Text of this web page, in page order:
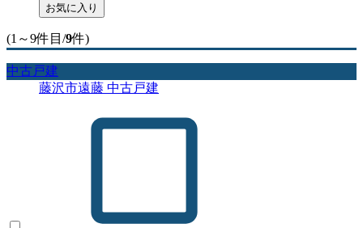
お気に入り
(1～9件目/9件)
中古戸建
藤沢市遠藤 中古戸建